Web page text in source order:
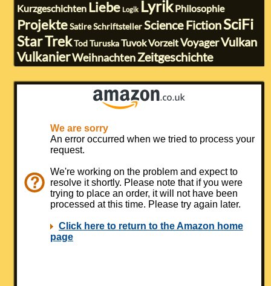
Kurzgeschichten Liebe Logik LyrikPhilosophie
Projekte SatireSchriftsteller Science FictionSciFi
Star TrekTod Turuska TuvokVorzeitVoyagerVulkan
VulkanierWeihnachtenZeitgeschichte